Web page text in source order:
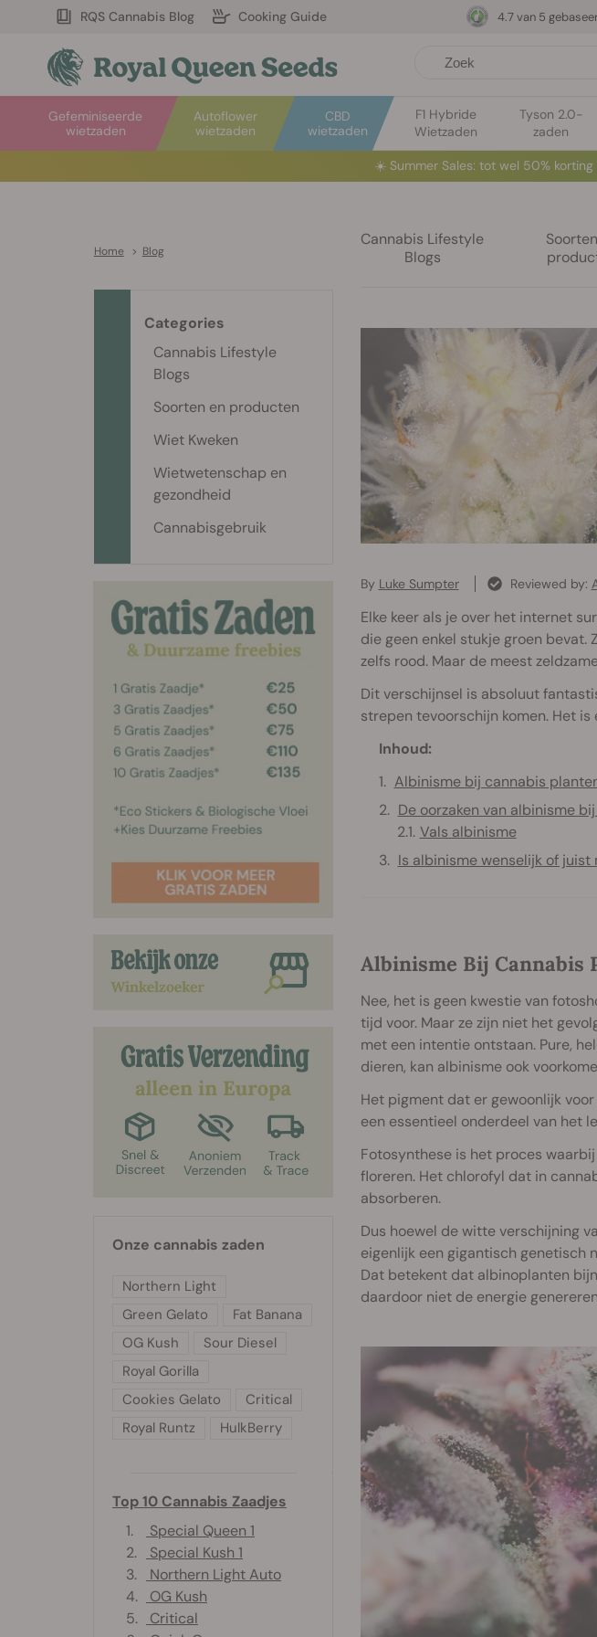
RQS Cannabis Blog Cooking Guide
Autoflower
wietzaden
Gefeminiseerde
wietzaden
CBD
wietzaden
F1 Hybride
Wietzaden
Tyson 2.0-
zaden
4.7 van 5
☀️Summer Sales: tot wel 50%
Home > Blog
Cannabis Lifestyle
Blogs
By Luke Sumpter Reviewed by:
Elke keer als je over het internet
die geen enkel stukje groen
zelfs rood. Maar de meest
Dit verschijnsel is absoluut
strepen tevoorschijn komen. Het
Inhoud:
Albinisme bij cannabis
De oorzaken van albinisme
Vals albinisme
Is albinisme wenselijk of juist
Albinisme Bij Cannabis
Nee, het is geen kwestie van
tijd voor. Maar ze zijn niet het
met een intentie ontstaan. Pure,
dieren, kan albinisme ook
Het pigment dat er gewoonlijk
een essentieel onderdeel van het
Fotosynthese is het proces
floreren. Het chlorofyl dat in
absorberen.
Dus hoewel de witte verschijning
eigenlijk een gigantisch genetisch
Dat betekent dat albinoplanten
daardoor niet de energie
Categories
Cannabis Lifestyle
Blogs
Soorten en producten
Wiet Kweken
Wietwetenschap en
gezondheid
Cannabisgebruik
Onze cannabis zaden
Northern Light
Green Gelato
Fat Banana
OG Kush
Sour Diesel
Royal Gorilla
Cookies Gelato
Critical
Royal Runtz
HulkBerry
Top 10 Cannabis Zaadjes
1.
Special Queen 1
2.
Special Kush 1
3.
Northern Light Auto
4.
OG Kush
5.
Critical